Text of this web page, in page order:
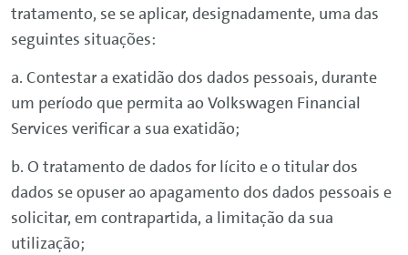
tratamento, se se aplicar, designadamente, uma das
seguintes situações:
a. Contestar a exatidão dos dados pessoais, durante
um período que permita ao Volkswagen Financial
Services verificar a sua exatidão;
b. O tratamento de dados for lícito e o titular dos
dados se opuser ao apagamento dos dados pessoais e
solicitar, em contrapartida, a limitação da sua
utilização;